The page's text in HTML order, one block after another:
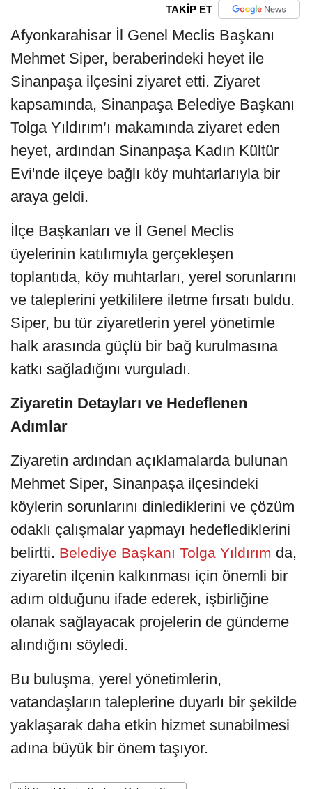
TAKİP ET
Afyonkarahisar İl Genel Meclis Başkanı
Mehmet Siper, beraberindeki heyet ile
Sinanpaşa ilçesini ziyaret etti. Ziyaret
kapsamında, Sinanpaşa Belediye Başkanı
Tolga Yıldırım’ı makamında ziyaret eden
heyet, ardından Sinanpaşa Kadın Kültür
Evi'nde ilçeye bağlı köy muhtarlarıyla bir
araya geldi.
İlçe Başkanları ve İl Genel Meclis
üyelerinin katılımıyla gerçekleşen
toplantıda, köy muhtarları, yerel sorunlarını
ve taleplerini yetkililere iletme fırsatı buldu.
Siper, bu tür ziyaretlerin yerel yönetimle
halk arasında güçlü bir bağ kurulmasına
katkı sağladığını vurguladı.
Ziyaretin Detayları ve Hedeflenen
Adımlar
Ziyaretin ardından açıklamalarda bulunan
Mehmet Siper, Sinanpaşa ilçesindeki
köylerin sorunlarını dinlediklerini ve çözüm
odaklı çalışmalar yapmayı hedeflediklerini
belirtti. Belediye Başkanı Tolga Yıldırım da,
ziyaretin ilçenin kalkınması için önemli bir
adım olduğunu ifade ederek, işbirliğine
olanak sağlayacak projelerin de gündeme
alındığını söyledi.
Bu buluşma, yerel yönetimlerin,
vatandaşların taleplerine duyarlı bir şekilde
yaklaşarak daha etkin hizmet sunabilmesi
adına büyük bir önem taşıyor.